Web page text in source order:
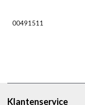
00491511
Klantenservice